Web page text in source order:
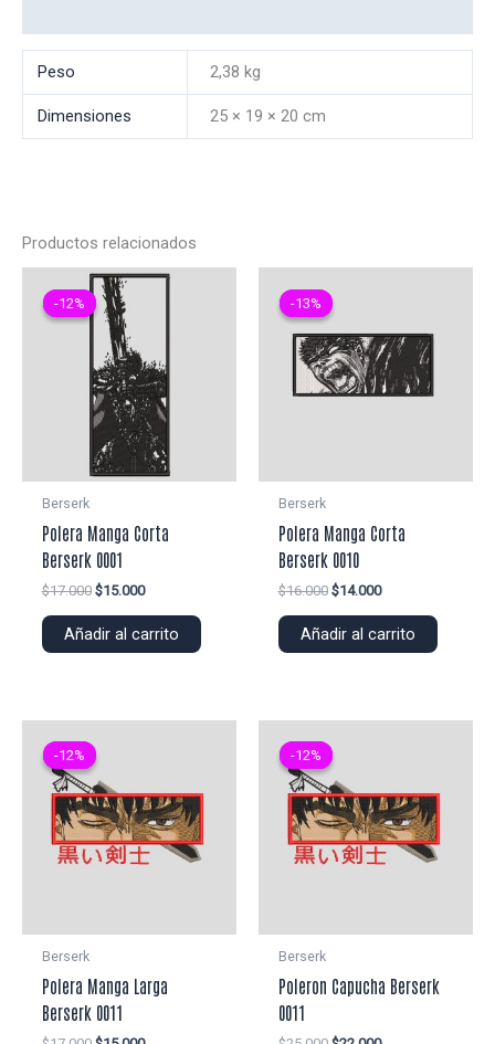
Peso 2,38 kg
Dimensiones 25 × 19 × 20 cm
Productos relacionados
-12%
-12%
Berserk
Polera Manga Corta
Berserk 0001
$17.000 El
original
$15.000El
actual
Añadir al carrito
-13%
-13%
Berserk
Polera Manga Corta
Berserk 0010
$16.000 El
original
$14.000El
actual
Añadir al carrito
-12%
-12%
Berserk
Polera Manga Larga
Berserk 0011
-12%
-12%
Berserk
Poleron Capucha Berserk
0011